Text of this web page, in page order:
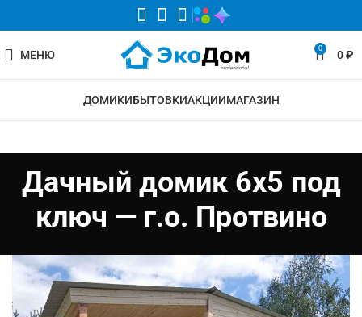
МЕНЮ 0 0₽
ДОМИКИБЫТОВКИАКЦИИМАГАЗИН
Дачный домик 6х5 под
ключ — г.о. Протвино